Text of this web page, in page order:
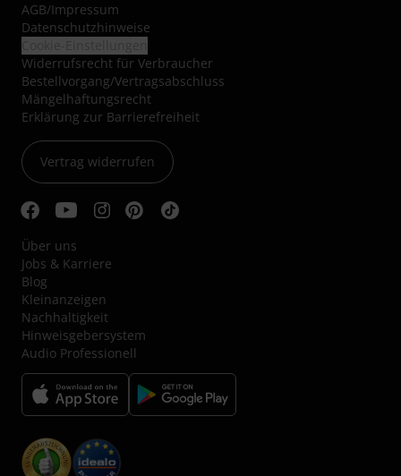
AGB/Impressum
Datenschutzhinweise
Widerrufsrecht für Verbraucher
Bestellvorgang/Vertragsabschluss
Mängelhaftungsrecht
Erklärung zur Barrierefreiheit
Vertrag widerrufen
Über uns
Jobs & Karriere
Blog
Kleinanzeigen
Nachhaltigkeit
Hinweisgebersystem
Audio Professionell